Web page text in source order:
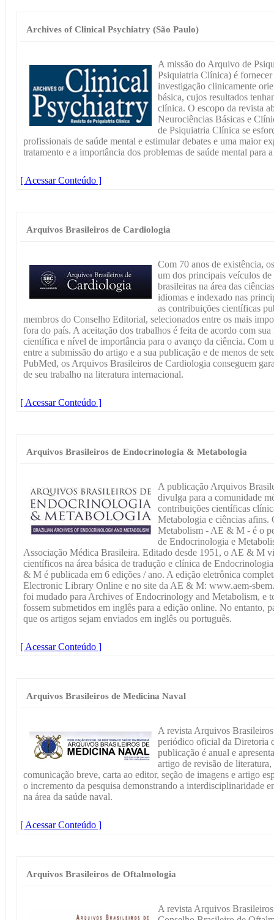
Archives of Clinical Psychiatry (São Paulo)
A missão do Arquivo de
Psiquiatria Clínica) é
investigação clinicamente
básica, cujos resultados
clínica. O escopo da revista
Neurociências Básicas e
de Psiquiatria Clínica se
profissionais de saúde mental e estimular debates e uma maior
tratamento e a importância dos problemas de saúde mental para
[ Acessar Conteúdo ]
Arquivos Brasileiros de Cardiologia
Com 70 anos de existência,
um dos principais veículos
brasileiras na área das
idiomas e indexado nas
as contribuições científicas
membros do Conselho Editorial, selecionados entre os mais
fora do país. A aceitação dos trabalhos é feita de acordo com
científica e nível de importância para o avanço da ciência. Com
entre a submissão do artigo e a sua publicação e de menos de
PubMed, os Arquivos Brasileiros de Cardiologia conseguem
de seu trabalho na literatura internacional.
[ Acessar Conteúdo ]
Arquivos Brasileiros de Endocrinologia & Metabologia
A publicação Arquivos
divulga para a comunidade
contribuições científicas
Metabologia e ciências
Metabolism - AE & M - é o
de Endocrinologia e
Associação Médica Brasileira. Editado desde 1951, o AE & M
científicos na área básica de tradução e clínica de
& M é publicada em 6 edições / ano. A edição eletrônica
Electronic Library Online e no site da AE & M: www.aem-
foi mudado para Archives of Endocrinology and Metabolism, e
fossem submetidos em inglês para a edição online. No entanto,
que os artigos sejam enviados em inglês ou português.
[ Acessar Conteúdo ]
Arquivos Brasileiros de Medicina Naval
A revista Arquivos
periódico oficial da Diretoria
publicação é anual e
artigo de revisão de
comunicação breve, carta ao editor, seção de imagens e artigo
o incremento da pesquisa demonstrando a interdisciplinaridade
na área da saúde naval.
[ Acessar Conteúdo ]
Arquivos Brasileiros de Oftalmologia
A revista Arquivos